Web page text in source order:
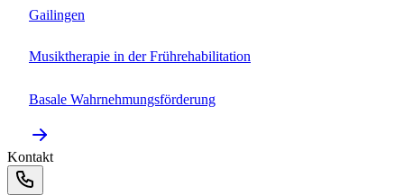
Gailingen
Musiktherapie in der Frührehabilitation
Basale Wahrnehmungsförderung
Kontakt